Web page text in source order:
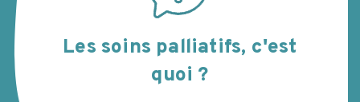
Les soins palliatifs, c'est
quoi ?